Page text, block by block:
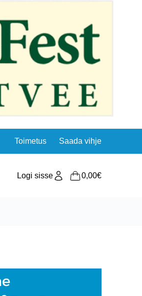
Toimetus Saada vihje
Logi sisse
Shopping
0,00€